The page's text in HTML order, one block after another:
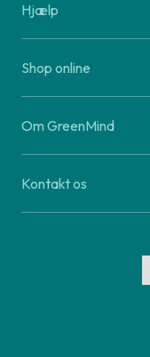
Hjælp
Shop online
Om GreenMind
Kontakt os